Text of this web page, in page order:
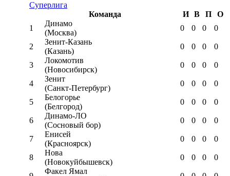
Суперлига
Команда
И В П
О
1
Динамо
(Москва)
0 0 0 0
2
Зенит-Казань
(Казань)
0 0 0 0
3
Локомотив
(Новосибирск)
0 0 0 0
4
Зенит
(Санкт-Петербург)
0 0 0 0
5
Белогорье
(Белгород)
0 0 0 0
6
Динамо-ЛО
(Сосновый бор)
0 0 0 0
7
Енисей
(Красноярск)
0 0 0 0
8
Нова
(Новокуйбышевск)
0 0 0 0
Факел Ямал